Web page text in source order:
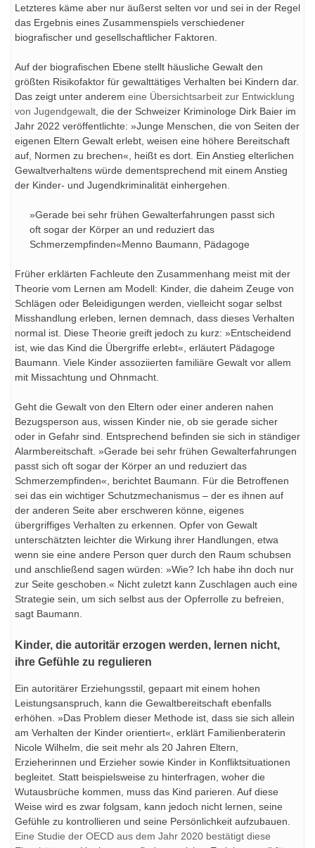
Letzteres käme aber nur äußerst selten vor und sei in der Regel
das Ergebnis eines Zusammenspiels verschiedener
biografischer und gesellschaftlicher Faktoren.
Auf der biografischen Ebene stellt häusliche Gewalt den
größten Risikofaktor für gewalttätiges Verhalten bei Kindern dar.
Das zeigt unter anderem eine Übersichtsarbeit zur Entwicklung
von Jugendgewalt , die der Schweizer Kriminologe Dirk Baier im
Jahr 2022 veröffentlichte: »Junge Menschen, die von Seiten der
eigenen Eltern Gewalt erlebt, weisen eine höhere Bereitschaft
auf, Normen zu brechen«, heißt es dort. Ein Anstieg elterlichen
Gewaltverhaltens würde dementsprechend mit einem Anstieg
der Kinder- und Jugendkriminalität einhergehen.
»Gerade bei sehr frühen Gewalterfahrungen passt sich
oft sogar der Körper an und reduziert das
Schmerzempfinden«Menno Baumann, Pädagoge
Früher erklärten Fachleute den Zusammenhang meist mit der
Theorie vom Lernen am Modell: Kinder, die daheim Zeuge von
Schlägen oder Beleidigungen werden, vielleicht sogar selbst
Misshandlung erleben, lernen demnach, dass dieses Verhalten
normal ist. Diese Theorie greift jedoch zu kurz: »Entscheidend
ist, wie das Kind die Übergriffe erlebt«, erläutert Pädagoge
Baumann. Viele Kinder assoziierten familiäre Gewalt vor allem
mit Missachtung und Ohnmacht.
Geht die Gewalt von den Eltern oder einer anderen nahen
Bezugsperson aus, wissen Kinder nie, ob sie gerade sicher
oder in Gefahr sind. Entsprechend befinden sie sich in ständiger
Alarmbereitschaft. »Gerade bei sehr frühen Gewalterfahrungen
passt sich oft sogar der Körper an und reduziert das
Schmerzempfinden«, berichtet Baumann. Für die Betroffenen
sei das ein wichtiger Schutzmechanismus – der es ihnen auf
der anderen Seite aber erschweren könne, eigenes
übergriffiges Verhalten zu erkennen. Opfer von Gewalt
unterschätzten leichter die Wirkung ihrer Handlungen, etwa
wenn sie eine andere Person quer durch den Raum schubsen
und anschließend sagen würden: »Wie? Ich habe ihn doch nur
zur Seite geschoben.« Nicht zuletzt kann Zuschlagen auch eine
Strategie sein, um sich selbst aus der Opferrolle zu befreien,
sagt Baumann.
Kinder, die autoritär erzogen werden, lernen nicht,
ihre Gefühle zu regulieren
Ein autoritärer Erziehungsstil, gepaart mit einem hohen
Leistungsanspruch, kann die Gewaltbereitschaft ebenfalls
erhöhen. »Das Problem dieser Methode ist, dass sie sich allein
am Verhalten der Kinder orientiert«, erklärt Familienberaterin
Nicole Wilhelm, die seit mehr als 20 Jahren Eltern,
Erzieherinnen und Erzieher sowie Kinder in Konfliktsituationen
begleitet. Statt beispielsweise zu hinterfragen, woher die
Wutausbrüche kommen, muss das Kind parieren. Auf diese
Weise wird es zwar folgsam, kann jedoch nicht lernen, seine
Gefühle zu kontrollieren und seine Persönlichkeit aufzubauen.
Eine Studie der OECD aus dem Jahr 2020 bestätigt diese